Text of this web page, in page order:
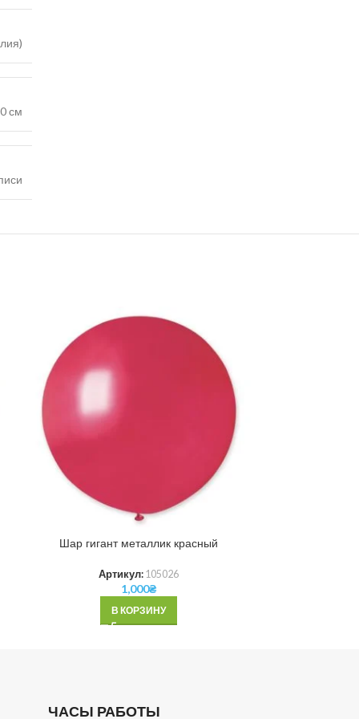
см
Шар гигант металлик красный
Артикул: 105026
1,000₴
В КОРЗИНУ
ЧАСЫ РАБОТЫ